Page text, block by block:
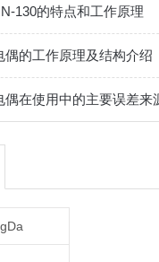
130的特点和工作原理
偶的工作原理及结构介绍
偶在使用中的主要误差来